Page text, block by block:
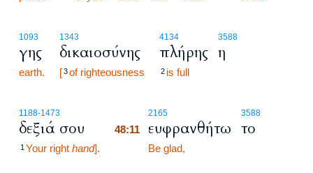
1093
γης
earth.
1343
δικαιοσύνης
[3of righteousness
4134
πλήρης
2 is full
3588
η
1188-1473
δεξιά σου
1 Your right hand].
2165
48:11 ευφρανθήτω
Be glad,
3588
το